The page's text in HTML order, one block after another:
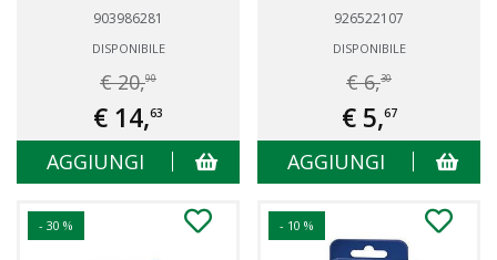
903986281
DISPONIBILE
€ 20,90
€ 14,63
AGGIUNGI
926522107
DISPONIBILE
€ 6,30
€ 5,67
AGGIUNGI
- 30 % - 10 %